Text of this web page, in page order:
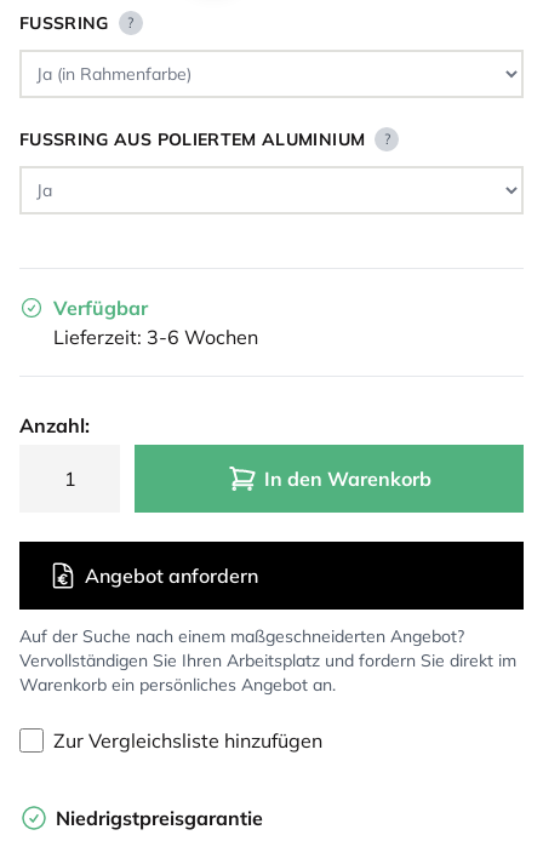
FUSSRING ?
FUSSRING AUS POLIERTEM ALUMINIUM ?
Verfügbar
Lieferzeit: 3-6 Wochen
Anzahl:
In den Warenkorb
Auf der Suche nach einem maßgeschneiderten Angebot?
Vervollständigen Sie Ihren Arbeitsplatz und fordern Sie direkt im
Warenkorb ein persönliches Angebot an.
Angebot anfordern
Zur Vergleichsliste hinzufügen
Niedrigstpreisgarantie